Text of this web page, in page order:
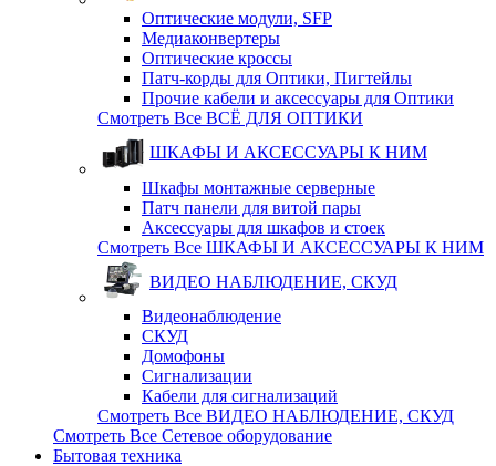
Оптические модули, SFP
Медиаконвертеры
Оптические кросcы
Патч-корды для Оптики, Пигтейлы
Прочие кабели и аксессуары для Оптики
Смотреть Все ВСЁ ДЛЯ ОПТИКИ
ШКАФЫ И АКСЕССУАРЫ К НИМ
Шкафы монтажные серверные
Патч панели для витой пары
Аксессуары для шкафов и стоек
Смотреть Все ШКАФЫ И АКСЕССУАРЫ К НИМ
ВИДЕО НАБЛЮДЕНИЕ, СКУД
Видеонаблюдение
СКУД
Домофоны
Сигнализации
Кабели для сигнализаций
Смотреть Все ВИДЕО НАБЛЮДЕНИЕ, СКУД
Смотреть Все Сетевое оборудование
Бытовая техника